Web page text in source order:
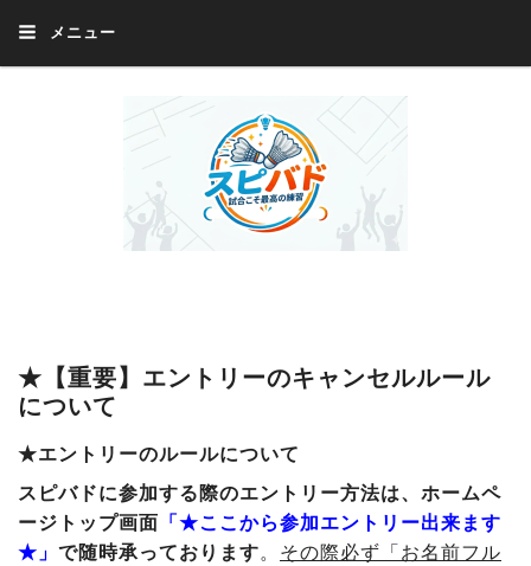
メニュー
★【重要】エントリーのキャンセルルール
について
★エントリーのルールについて
スピバドに参加する際のエントリー方法は、ホームペ
ージトップ画面 「★ここから参加エントリー出来ます
★」 で随時承っております。 その際必ず「お名前フル